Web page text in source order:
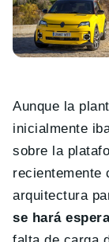
Aunque la
inicialmente
sobre la
recientemente
arquitectura
se hará